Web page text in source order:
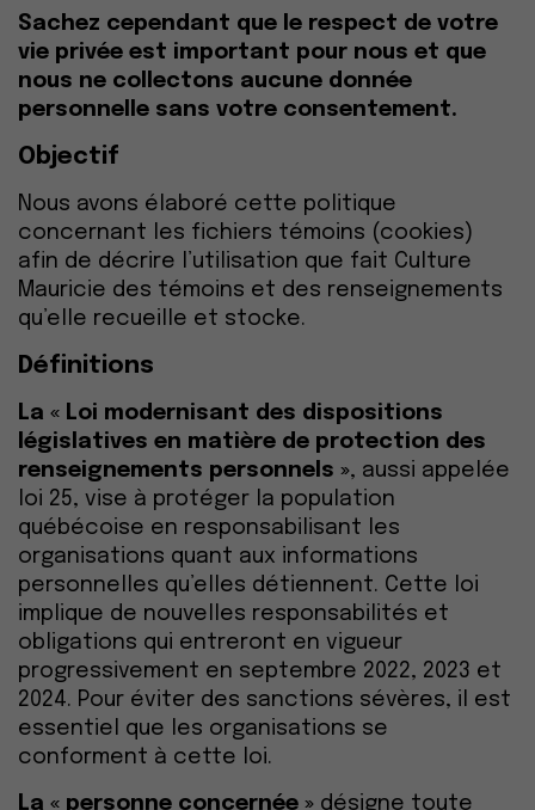
Sachez cependant que le respect de votre
vie privée est important pour nous et que
nous ne collectons aucune donnée
personnelle sans votre consentement.
Objectif
Nous avons élaboré cette politique
concernant les fichiers témoins (cookies)
afin de décrire l’utilisation que fait Culture
Mauricie des témoins et des renseignements
qu’elle recueille et stocke.
Définitions
La « Loi modernisant des dispositions
législatives en matière de protection des
renseignements personnels », aussi appelée
loi 25, vise à protéger la population
québécoise en responsabilisant les
organisations quant aux informations
personnelles qu’elles détiennent. Cette loi
implique de nouvelles responsabilités et
obligations qui entreront en vigueur
progressivement en septembre 2022, 2023 et
2024. Pour éviter des sanctions sévères, il est
essentiel que les organisations se
conforment à cette loi.
La « personne concernée » désigne toute